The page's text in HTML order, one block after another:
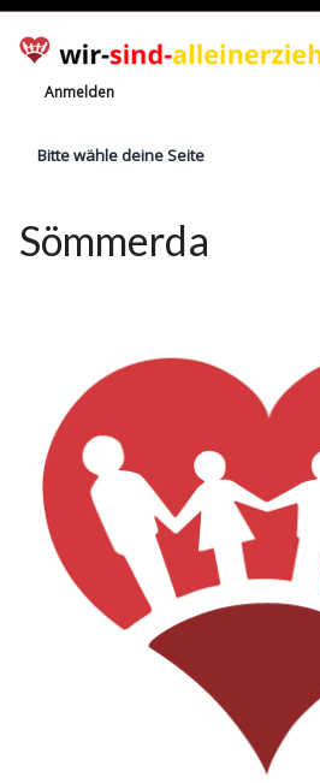
Anmelden
Bitte wähle deine Seite
Finanzielle Hilfe
Witze
Wissen
Rechte
Sömmerda